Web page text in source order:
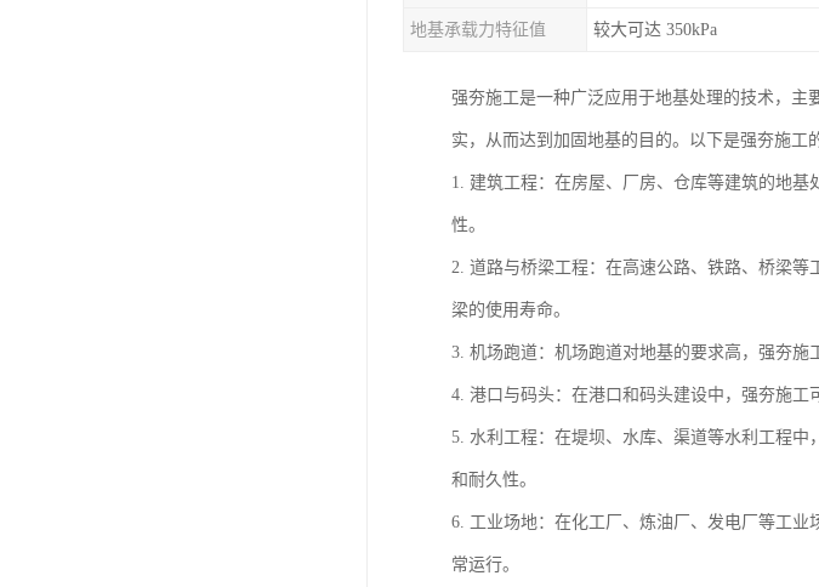
地基承载力特征值 较大可达 350kPa
强夯施工是一种广泛应用于地基处理的技术，
实，从而达到加固地基的目的。以下是强夯施工
1. 建筑工程：在房屋、厂房、仓库等建筑的地
性。
2. 道路与桥梁工程：在高速公路、铁路、桥梁
梁的使用寿命。
3. 机场跑道：机场跑道对地基的要求高，强夯施
4. 港口与码头：在港口和码头建设中，强夯施工
5. 水利工程：在堤坝、水库、渠道等水利工程
和耐久性。
6. 工业场地：在化工厂、炼油厂、发电厂等工
常运行。